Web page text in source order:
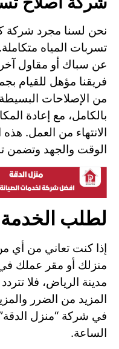
نحن لسنا مجرد
تسربات المياه
عن سباك أو مقاول
فريقنا مؤهل للقيام
من الإصلاحات
بالكامل، مع إعادة
الانتهاء من العمل.
الوقت والجهد وتضمن
لطلب الخدمة
إذا كنت تعاني من أي
منزلك أو مقر عملك
مدينة الرياض، فلا
المزيد من الضرر
في شركة “منزل
الساعة.